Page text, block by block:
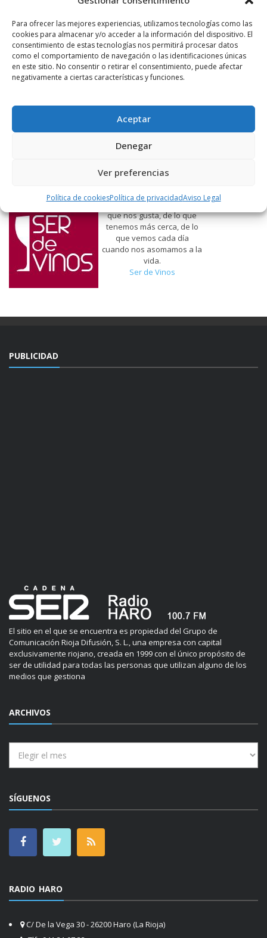
Para ofrecer las mejores experiencias, utilizamos tecnologías como las
cookies para almacenar y/o acceder a la información del dispositivo. El
consentimiento de estas tecnologías nos permitirá procesar datos
como el comportamiento de navegación o las identificaciones únicas
en este sitio. No consentir o retirar el consentimiento, puede afectar
negativamente a ciertas características y funciones.
Aceptar
Denegar
Ver preferencias
Política de cookiesPolítica de privacidadAviso Legal
Hablamos de vinos, de lo
que nos gusta, de lo que
tenemos más cerca, de lo
que vemos cada día
cuando nos asomamos a la
vida.
Ser de Vinos
PUBLICIDAD
El sitio en el que se encuentra es propiedad del Grupo de
Comunicación Rioja Difusión, S. L., una empresa con capital
exclusivamente riojano, creada en 1999 con el único propósito de
ser de utilidad para todas las personas que utilizan alguno de los
medios que gestiona
ARCHIVOS
SÍGUENOS
RADIO HARO
C/ De la Vega 30 - 26200 Haro (La Rioja)